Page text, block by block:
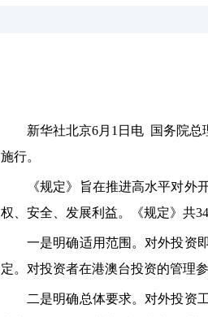
新华社北京6月1日电 国务院总
施行。
《规定》旨在推进高水平对
权、安全、发展利益。《规定》共
一是明确适用范围。对外投资
定。对投资者在港澳台投资的管理
二是明确总体要求。对外投资